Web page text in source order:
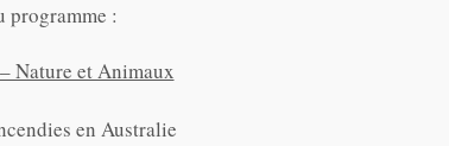
programme :
Nature et Animaux
en Australie